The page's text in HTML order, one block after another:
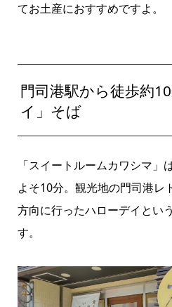
てお土産におすすめですよ。
門司港駅から徒歩約
イ」そば
「スイートルームカワシマ」
よそ10分。観光地の門司港レ
方向に行ったハローデイとい
す。